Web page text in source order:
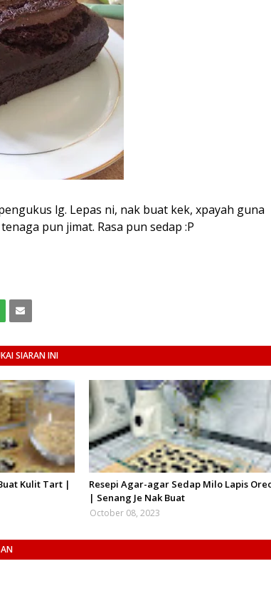
lg. Lepas ni, nak buat kek, xpayah guna
pun jimat. Rasa pun sedap :P
SIARAN INI
Kulit Tart |
Resepi Agar-agar Sedap Milo Lapis
| Senang Je Nak Buat
October 08, 2023